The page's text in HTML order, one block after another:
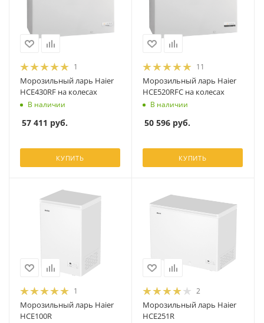
1
Морозильный ларь Haier
HCE430RF на колесах
В наличии
57 411 руб.
КУПИТЬ
11
Морозильный ларь Haier
HCE520RFC на колесах
В наличии
50 596 руб.
КУПИТЬ
1
Морозильный ларь Haier
HCE100R
2
Морозильный ларь Haier
HCE251R